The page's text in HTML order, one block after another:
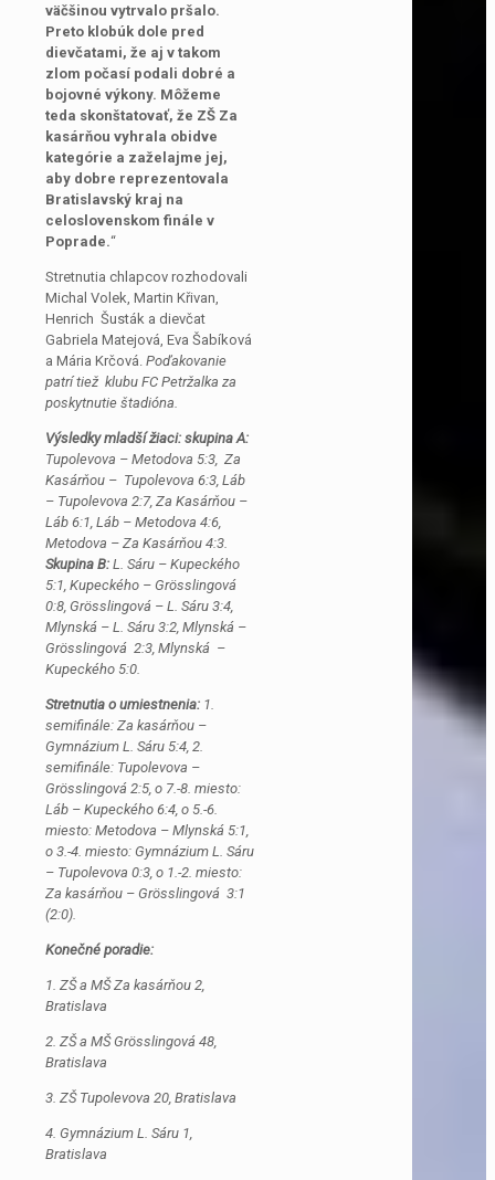
väčšinou vytrvalo pršalo.
Preto klobúk dole pred
dievčatami, že aj v takom
zlom počasí podali dobré a
bojovné výkony. Môžeme
teda skonštatovať, že ZŠ Za
kasárňou vyhrala obidve
kategórie a zaželajme jej,
aby dobre reprezentovala
Bratislavský kraj na
celoslovenskom finále v
Poprade.“
Stretnutia chlapcov rozhodovali
Michal Volek, Martin Křivan,
Henrich Šusták a dievčat
Gabriela Matejová, Eva Šabíková
a Mária Krčová. Poďakovanie
patrí tiež klubu FC Petržalka za
poskytnutie štadióna.
Výsledky mladší žiaci: skupina A:
Tupolevova – Metodova 5:3, Za
Kasárňou – Tupolevova 6:3, Láb
– Tupolevova 2:7, Za Kasárňou –
Láb 6:1, Láb – Metodova 4:6,
Metodova – Za Kasárňou 4:3.
Skupina B: L. Sáru – Kupeckého
5:1, Kupeckého – Grösslingová
0:8, Grösslingová – L. Sáru 3:4,
Mlynská – L. Sáru 3:2, Mlynská –
Grösslingová 2:3, Mlynská –
Kupeckého 5:0.
Stretnutia o umiestnenia: 1.
semifinále: Za kasárňou –
Gymnázium L. Sáru 5:4, 2.
semifinále: Tupolevova –
Grösslingová 2:5, o 7.-8. miesto:
Láb – Kupeckého 6:4, o 5.-6.
miesto: Metodova – Mlynská 5:1,
o 3.-4. miesto: Gymnázium L. Sáru
– Tupolevova 0:3, o 1.-2. miesto:
Za kasárňou – Grösslingová 3:1
(2:0).
Konečné poradie:
1. ZŠ a MŠ Za kasárňou 2,
Bratislava
2. ZŠ a MŠ Grösslingová 48,
Bratislava
3. ZŠ Tupolevova 20, Bratislava
4. Gymnázium L. Sáru 1,
Bratislava